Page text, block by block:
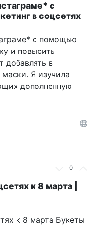
с
в соцсетях
с помощью
и повысить
добавлять в
Я изучила
дополненную
0
к 8 марта |
к 8 марта Букеты